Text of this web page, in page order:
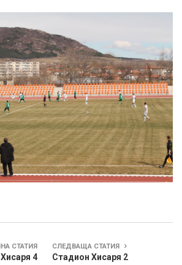
СТАТИЯ
4
СЛЕДВАЩА СТАТИЯ
Стадион Хисаря 2